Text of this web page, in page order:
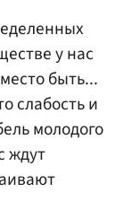
у нас
быть...
слабость и
молодого
ждут